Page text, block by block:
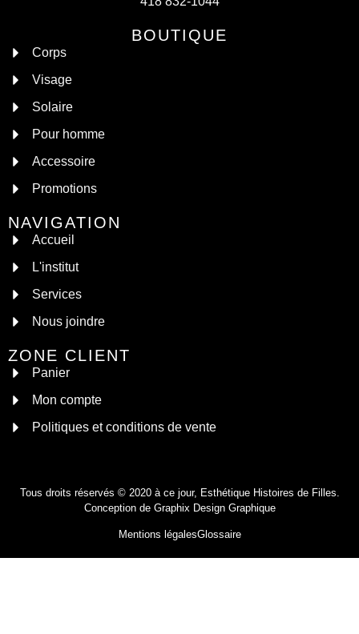
BOUTIQUE
Corps
Visage
Solaire
Pour homme
Accessoire
Promotions
NAVIGATION
Accueil
L'institut
Services
Nous joindre
ZONE CLIENT
Panier
Mon compte
Politiques et conditions de vente
Tous droits réservés © 2020 à ce jour, Esthétique Histoires de Filles.
Conception de Graphix Design Graphique
Mentions légalesGlossaire